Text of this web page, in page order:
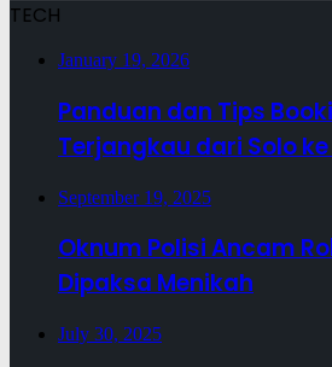
TECH
January 19, 2026
Panduan dan Tips
Terjangkau dari Solo
September 19, 2025
Oknum Polisi Ancam
Dipaksa Menikah
July 30, 2025